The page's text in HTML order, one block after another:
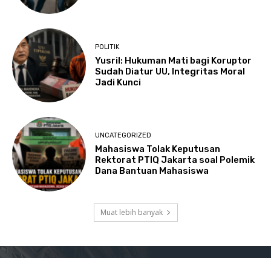
POLITIK
Yusril: Hukuman Mati bagi Koruptor
Sudah Diatur UU, Integritas Moral
Jadi Kunci
UNCATEGORIZED
Mahasiswa Tolak Keputusan
Rektorat PTIQ Jakarta soal Polemik
Dana Bantuan Mahasiswa
Muat lebih banyak